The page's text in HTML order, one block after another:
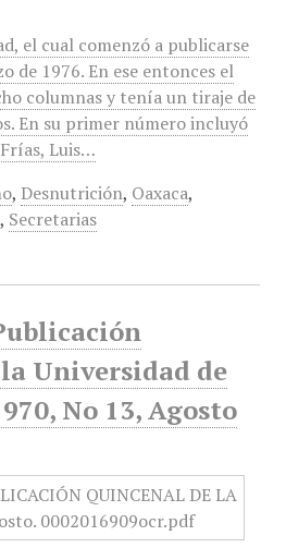
el cual comenzó a publicarse
de 1976. En ese entonces el
columnas y tenía un tiraje de
En su primer número incluyó
Luis…
, Desnutrición, Oaxaca,
, Secretarias
Universidad de
No 13, Agosto